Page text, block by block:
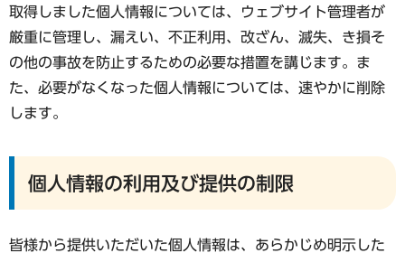
取得しました個人情報については、ウェブサイト管理者が
厳重に管理し、漏えい、不正利用、改ざん、滅失、き損そ
の他の事故を防止するための必要な措置を講じます。ま
た、必要がなくなった個人情報については、速やかに削除
します。
個人情報の利用及び提供の制限
皆様から提供いただいた個人情報は、あらかじめ明示した